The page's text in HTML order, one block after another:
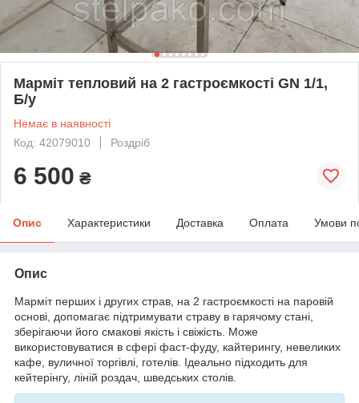
Марміт тепловий на 2 гастроємкості GN 1/1,
Б/у
Немає в наявності
Код: 42079010
Роздріб
6 500 ₴
Опис Характеристики Доставка Оплата Умови
Опис
Марміт перших і других страв, на 2 гастроємкості на паровій
основі, допомагає підтримувати страву в гарячому стані,
зберігаючи його смакові якість і свіжість. Може
використовуватися в сфері фаст-фуду, кайтерингу, невеликих
кафе, вуличної торгівлі, готелів. Ідеально підходить для
кейтерінгу, ліній роздач, шведських столів.